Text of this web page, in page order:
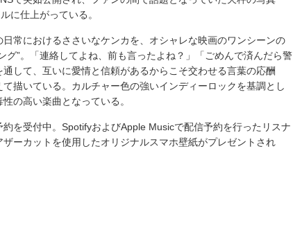
に仕上がっている。
常におけるささいなケンカを、オシャレな映画のワンシーンの
グ”。「連絡してよね、前も言ったよね？」「ごめんで済んだら警
して、互いに愛情と信頼があるからこそ交わせる言葉の応酬
描いている。カルチャー色の強いインディーロックを基調とし
の高い楽曲となっている。
を受付中。SpotifyおよびApple Musicで配信予約を行ったリスナ
ーカットを使用したオリジナルスマホ壁紙がプレゼントされ